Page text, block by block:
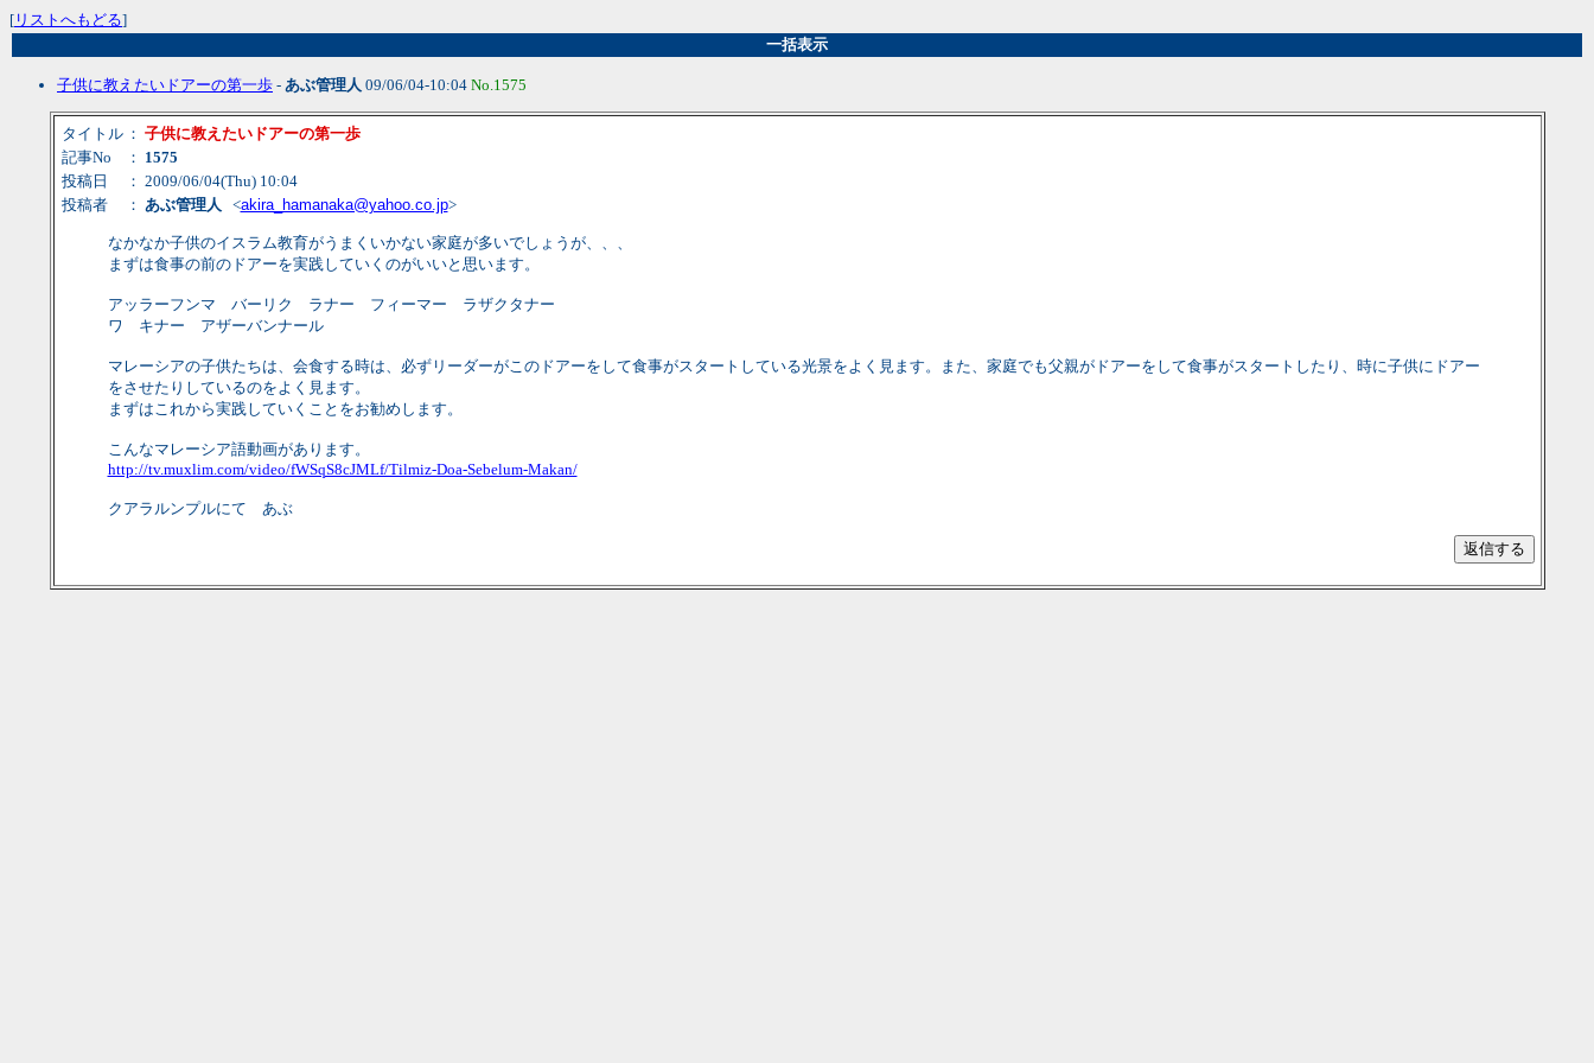
[ リストへもどる]
一括表示
子供に教えたいドアーの第一歩 - あぶ管理人 09/06/04-10:04 No.1575
タイトル ： 子供に教えたいドアーの第一歩
記事No
： 1575
投稿日
： 2009/06/04(Thu) 10:04
投稿者
： あぶ管理人 <akira_hamanaka@yahoo.co.jp>
なかなか子供のイスラム教育がうまくいかない家庭が多いでしょうが、、、
まずは食事の前のドアーを実践していくのがいいと思います。
アッラーフンマ バーリク ラナー フィーマー ラザクタナー
ワ キナー アザーバンナール
マレーシアの子供たちは、会食する時は、必ずリーダーがこのドアーをして食事がスタートしている光景をよく見ます。また、家庭でも父親がドアーをして食事がスタートしたり、時に子供にドアー
をさせたりしているのをよく見ます。
まずはこれから実践していくことをお勧めします。
こんなマレーシア語動画があります。
http://tv.muxlim.com/video/fWSqS8cJMLf/Tilmiz-Doa-Sebelum-Makan/
クアラルンプルにて あぶ